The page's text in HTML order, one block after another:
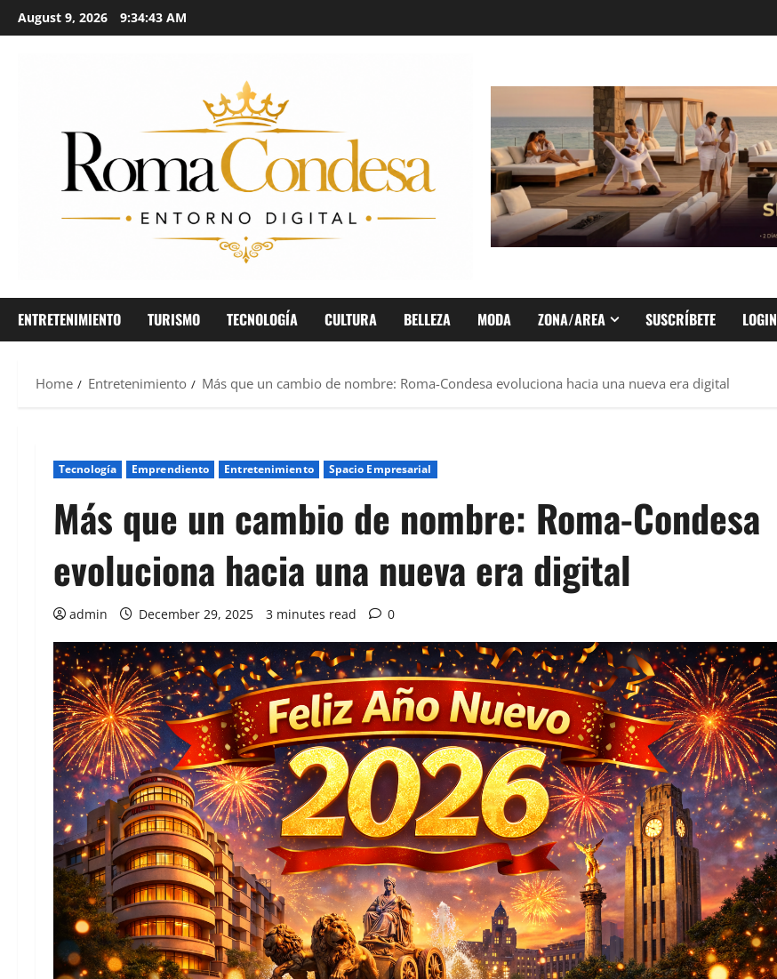
August 9, 2026 9:34:45 AM
ENTRETENIMIENTO TURISMO TECNOLOGÍA CULTURA BELLEZA MODA ZONA/AREA SUSCRÍBETE LOGIN
Home Entretenimiento Más que un cambio de nombre: Roma-Condesa evoluciona hacia una nueva era digital
Tecnología Emprendiento Entretenimiento Spacio Empresarial
Más que un cambio de nombre: Roma-Condesa
evoluciona hacia una nueva era digital
admin December 29, 2025 3 minutes read 0